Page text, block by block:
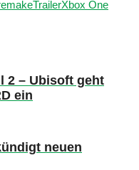
TrailerXbox One
2 – Ubisoft geht
ein
neuen